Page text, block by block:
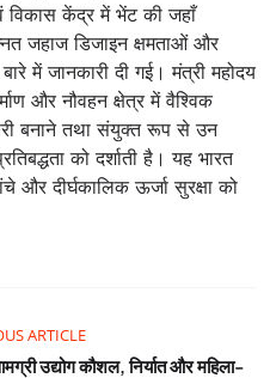
केंद्र में भेंट की जहाँ
जहाज डिजाइन क्षमताओं और
में जानकारी दी गई। मंत्री महोदय
और नौवहन क्षेत्र में वैश्विक
बनाने तथा संयुक्त रूप से उन
को दर्शाती है। यह भारत
और दीर्घकालिक ऊर्जा सुरक्षा को
ARTICLE
उद्योग कौशल, निर्यात और महिला-